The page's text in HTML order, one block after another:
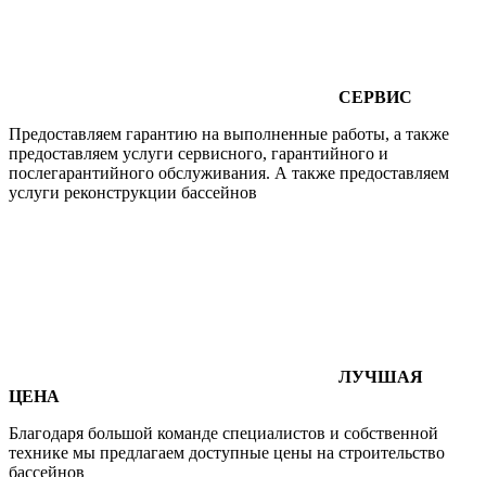
СЕРВИС
Предоставляем гарантию на выполненные работы, а также
предоставляем услуги сервисного, гарантийного и
послегарантийного обслуживания. А также предоставляем
услуги реконструкции бассейнов
ЛУЧШАЯ
ЦЕНА
Благодаря большой команде специалистов и собственной
технике мы предлагаем доступные цены на строительство
бассейнов